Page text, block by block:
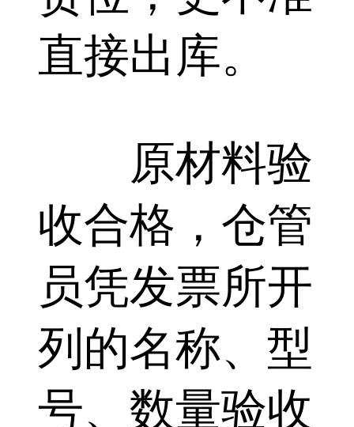
直接出库。
原材料验
收合格，仓管
员凭发票所开
列的名称、型
号、数量验收